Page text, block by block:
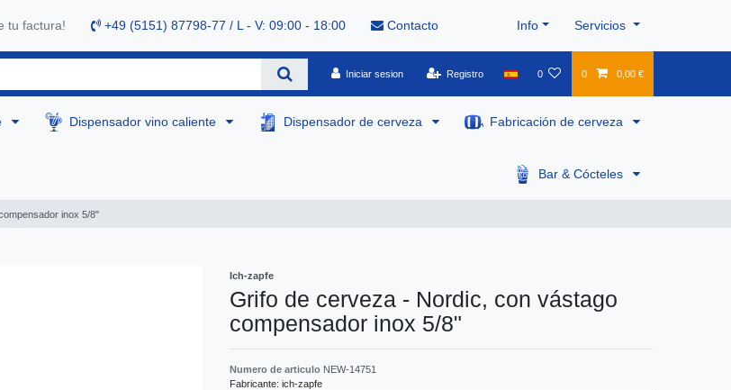
tu factura! +49 (5151) 87798-77 / L - V: 09:00 - 18:00 Contacto Info Servicios
Iniciar sesion Registro 0 0 0,00 €
Dispensador vino caliente Dispensador de cerveza Fabricación de cerveza
Bar & Cócteles
inox 5/8"
Ich-zapfe
Grifo de cerveza - Nordic, con vástago
compensador inox 5/8"
Numero de articulo NEW-14751
Fabricante: ich-zapfe